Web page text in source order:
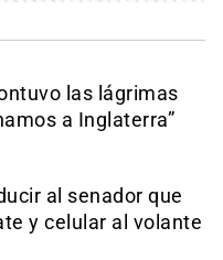
las lágrimas
a Inglaterra”
al senador que
y celular al volante